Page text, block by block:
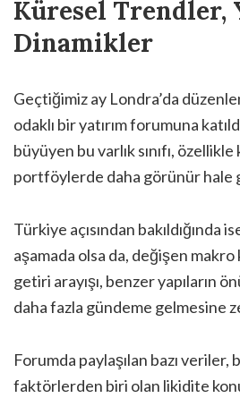
Küresel Trendler,
Dinamikler
Geçtiğimiz ay Londra’da
odaklı bir yatırım forumuna
büyüyen bu varlık sınıfı,
portföylerde daha görünür hale
Türkiye açısından bakıldığında
aşamada olsa da, değişen
getiri arayışı, benzer yapıların
daha fazla gündeme gelmesine
Forumda paylaşılan bazı veriler,
faktörlerden biri olan likidite